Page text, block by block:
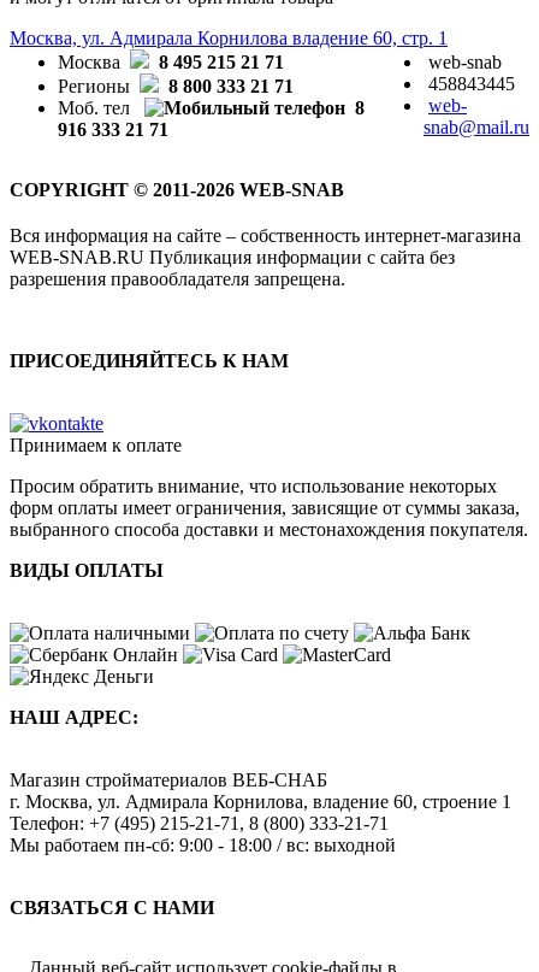
Москва, ул. Адмирала Корнилова владение 60, стр. 1
Москва
8 495 215 21 71
Регионы
8 800 333 21 71
Моб. тел
8
916 333 21 71
web-snab
458843445
web-
snab@mail.ru
COPYRIGHT © 2011-2026 WEB-SNAB
Вся информация на сайте – собственность интернет-магазина
WEB-SNAB.RU Публикация информации с сайта без
разрешения правообладателя запрещена.
ПРИСОЕДИНЯЙТЕСЬ К НАМ
Принимаем к оплате
Просим обратить внимание, что использование некоторых
форм оплаты имеет ограничения, зависящие от суммы заказа,
выбранного способа доставки и местонахождения покупателя.
ВИДЫ ОПЛАТЫ
НАШ АДРЕС:
Магазин стройматериалов ВЕБ-СНАБ
г. Москва, ул. Адмирала Корнилова, владение 60, строение 1
Телефон: +7 (495) 215-21-71 , 8 (800) 333-21-71
Мы работаем пн-сб: 9:00 - 18:00 / вс: выходной
СВЯЗАТЬСЯ С НАМИ
Данный веб-сайт использует cookie-файлы в